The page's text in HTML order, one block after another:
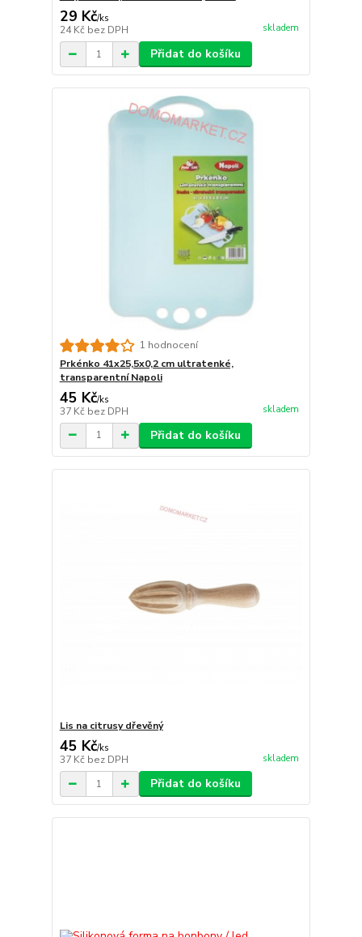
29 Kč/ks
24 Kč bez DPH skladem
Přidat do košíku
1 hodnocení
Prkénko 41x25,5x0,2 cm ultratenké,
transparentní Napoli
45 Kč/ks
37 Kč bez DPH skladem
Přidat do košíku
Lis na citrusy dřevěný
45 Kč/ks
37 Kč bez DPH skladem
Přidat do košíku